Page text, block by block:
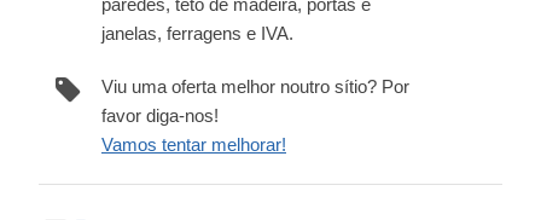
janelas, ferragens e IVA.
Viu uma oferta melhor noutro sítio? Por
favor diga-nos!
Vamos tentar melhorar!